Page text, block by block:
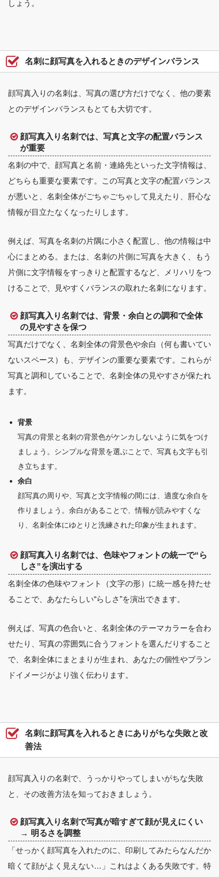
しょう。
名刺に顔写真を入れるときのデザインバランス
顔写真入りの名刺は、写真の選び方だけでなく、他の要素
とのデザインバランスもとても大切です。
顔写真入り名刺では、写真と文字の配置バランス
が重要
名刺の中で、顔写真と名前・連絡先といった文字情報は、
どちらも重要な要素です。この写真と文字の配置バランス
が悪いと、名刺全体がごちゃごちゃして見えたり、肝心な
情報が目立たなくなったりします。
例えば、写真を名刺の片隅に小さく配置し、他の情報は中
心にまとめる。または、名刺の片側に写真を大きく、もう
片側に文字情報をすっきりと配置するなど、メリハリをつ
けることで、見やすくバランスの取れた名刺になります。
顔写真入り名刺では、背景・余白との調和で全体
の見やすさを保つ
写真だけでなく、名刺全体の背景色や余白（何も書いてい
ないスペース）も、デザインの重要な要素です。これらが
写真と調和していることで、名刺全体の見やすさが保たれ
ます。
背景
写真の背景と名刺の背景色がケンカしないように気をつけ
ましょう。シンプルな背景を選ぶことで、写真も文字も引
き立ちます。
余白
顔写真の周りや、写真と文字情報の間には、適度な余白を
作りましょう。余白があることで、情報が読みやすくな
り、名刺全体にゆとりと洗練された印象が生まれます。
顔写真入り名刺では、色味やフォントの統一で“ら
しさ”を演出する
名刺全体の色味やフォント（文字の形）に統一感を持たせ
ることで、あなたらしい“らしさ”を演出できます。
例えば、写真の色合いと、名刺全体のテーマカラーを合わ
せたり、写真の雰囲気に合うフォントを選んだりすること
で、名刺全体にまとまりが生まれ、あなたの個性やブラン
ドイメージがより強く伝わります。
名刺に顔写真を入れるときにありがちな失敗と改
善法
顔写真入りの名刺で、うっかりやってしまいがちな失敗
と、その改善方法を知っておきましょう。
顔写真入り名刺で写真が暗すぎて顔が見えにくい
→ 明るさを調整
「せっかく顔写真を入れたのに、印刷してみたらなんだか
暗くて顔がよく見えない…」これはよくある失敗です。特